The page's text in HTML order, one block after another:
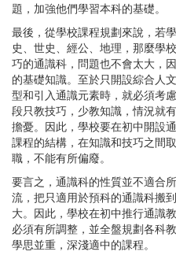
題，加強他們學習本科的基礎。
最後，從學校課程規劃來說，若
史、世史、經公、地理，那麼學
巧的通識科，問題也不會太大，
的基礎知識。至於只開設綜合人
型和引入通識元素時，就必須考
段只教技巧，少教知識，情況就
擔憂。因此，學校要在初中開設
課程的結構，在知識和技巧之間
職，不能有所偏廢。
要言之，通識科的性質並不適合
流，把只適用於預科的通識科搬
大。因此，學校在初中推行通識
必須有所調整，並全盤規劃各科
學思並重，深淺適中的課程。